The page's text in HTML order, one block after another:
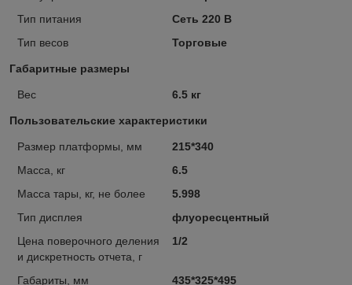
Тип питания
Сеть 220 В
Тип весов
Торговые
Габаритные размеры
Вес 6.5 кг
Пользовательские характеристики
Размер платформы, мм
215*340
Масса, кг
6.5
Масса тары, кг, не более
5.998
Тип дисплея
флуоресцентный
Цена поверочного деления
и дискретность отчета, г
1/2
Габариты, мм
435*325*495